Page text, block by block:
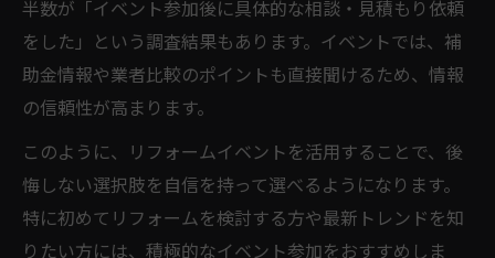
半数が「イベント参加後に具体的な相談・見積もり依頼
をした」という調査結果もあります。イベントでは、補
助金情報や業者比較のポイントも直接聞けるため、情報
の信頼性が高まります。
このように、リフォームイベントを活用することで、後
悔しない選択肢を自信を持って選べるようになります。
特に初めてリフォームを検討する方や最新トレンドを知
りたい方には、積極的なイベント参加をおすすめしま